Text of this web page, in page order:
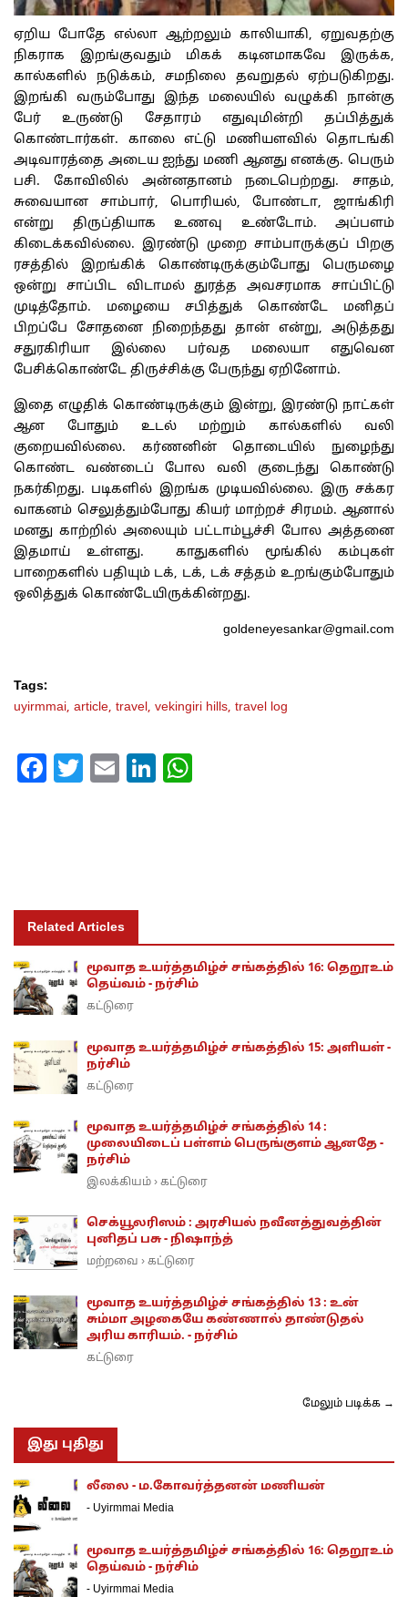
ஏறிய போதே எல்லா ஆற்றலும் காலியாகி, ஏறுவதற்கு
நிகராக
இறங்குவதும் மிகக் கடினமாகவே இருக்க,
கால்களில்
நடுக்கம், சமநிலை தவறுதல் ஏற்படுகிறது.
இறங்கி
வரும்போது இந்த மலையில் வழுக்கி
நான்கு
பேர்
உருண்டு சேதாரம் எதுவுமின்றி
தப்பித்துக்
கொண்டார்கள். காலை எட்டு மணியளவில்
தொடங்கி
அடிவாரத்தை அடைய ஐந்து மணி ஆனது எனக்கு.பெரும்
பசி. கோவிலில் அன்னதானம் நடைபெற்றது. சாதம்,
சுவையான
சாம்பார், பொரியல், போண்டா, ஜாங்கிரி
என்று
திருப்தியாக உணவு உண்டோம். அப்பளம்
கிடைக்கவில்லை. இரண்டு முறை சாம்பாருக்குப் பிறகு
ரசத்தில்
இறங்கிக் கொண்டிருக்கும்போது
பெருமழை
ஒன்று
சாப்பிட விடாமல் துரத்த அவசரமாக
சாப்பிட்டு
முடித்தோம். மழையை சபித்துக் கொண்டே
மனிதப்
பிறப்பே
சோதனை நிறைந்தது தான் என்று, அடுத்தது
சதுரகிரியா
இல்லை பர்வத மலையா
எதுவென
பேசிக்கொண்டே திருச்சிக்கு பேருந்து ஏறினோம்.
இதை எழுதிக் கொண்டிருக்கும் இன்று, இரண்டு நாட்கள்
ஆன
போதும் உடல் மற்றும் கால்களில்
வலி
குறையவில்லை. கர்ணனின் தொடையில்
நுழைந்து
கொண்ட
வண்டைப் போல வலி குடைந்து
கொண்டு
நகர்கிறது. படிகளில் இறங்க முடியவில்லை. இரு சக்கர
வாகனம் செலுத்தும்போது கியர் மாற்றச் சிரமம்.ஆனால்
மனது காற்றில் அலையும் பட்டாம்பூச்சி போல அத்தனை
இதமாய்
உள்ளது.காதுகளில் மூங்கில்
கம்புகள்
பாறைகளில் பதியும் டக், டக், டக் சத்தம் உறங்கும்போதும்
ஒலித்துக் கொண்டேயிருக்கின்றது.
goldeneyesankar@gmail.com
Tags:
uyirmmai, article, travel, vekingiri hills, travel log
Facebook
Twitter
EmailLinkedIn
Related Articles
மூவாத உயர்த்தமிழ்ச் சங்கத்தில் 16: தெறூஉம்
தெய்வம் - நர்சிம்
கட்டுரை
மூவாத உயர்த்தமிழ்ச் சங்கத்தில் 15: அளியள் -
நர்சிம்
கட்டுரை
மூவாத உயர்த்தமிழ்ச் சங்கத்தில் 14 :
முலையிடைப் பள்ளம் பெருங்குளம் ஆனதே -
நர்சிம்
இலக்கியம் › கட்டுரை
செக்யூலரிஸம் : அரசியல் நவீனத்துவத்தின்
புனிதப் பசு - நிஷாந்த்
மற்றவை › கட்டுரை
மூவாத உயர்த்தமிழ்ச் சங்கத்தில் 13 : உன்
சும்மா அழகையே கண்ணால் தாண்டுதல்
அரிய காரியம். - நர்சிம்
கட்டுரை
மேலும் படிக்க →
இது புதிது
லீலை - ம.கோவர்த்தனன் மணியன்
- Uyirmmai Media
மூவாத உயர்த்தமிழ்ச் சங்கத்தில் 16: தெறூஉம்
தெய்வம் - நர்சிம்
- Uyirmmai Media